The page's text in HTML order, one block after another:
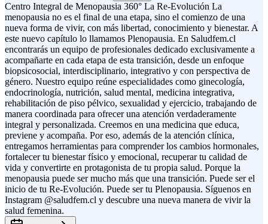
Centro Integral de Menopausia 360° La Re-Evolución La
menopausia no es el final de una etapa, sino el comienzo de una
nueva forma de vivir, con más libertad, conocimiento y bienestar. A
este nuevo capítulo lo llamamos Plenopausia. En Saludfem.cl
encontrarás un equipo de profesionales dedicado exclusivamente a
acompañarte en cada etapa de esta transición, desde un enfoque
biopsicosocial, interdisciplinario, integrativo y con perspectiva de
género. Nuestro equipo reúne especialidades como ginecología,
endocrinología, nutrición, salud mental, medicina integrativa,
rehabilitación de piso pélvico, sexualidad y ejercicio, trabajando de
manera coordinada para ofrecer una atención verdaderamente
integral y personalizada. Creemos en una medicina que educa,
previene y acompaña. Por eso, además de la atención clínica,
entregamos herramientas para comprender los cambios hormonales,
fortalecer tu bienestar físico y emocional, recuperar tu calidad de
vida y convertirte en protagonista de tu propia salud. Porque la
menopausia puede ser mucho más que una transición. Puede ser el
inicio de tu Re-Evolución. Puede ser tu Plenopausia. Síguenos en
Instagram @saludfem.cl y descubre una nueva manera de vivir la
salud femenina.